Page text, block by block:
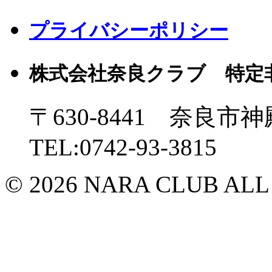
プライバシーポリシー
株式会社奈良クラブ 特定
〒630-8441 奈良市
TEL:0742-93-3815
© 2026 NARA CLUB ALL